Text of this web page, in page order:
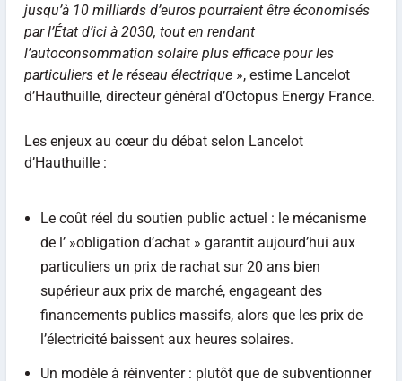
jusqu’à 10 milliards d’euros pourraient être économisés
par l’État d’ici à 2030, tout en rendant
l’autoconsommation solaire plus efficace pour les
particuliers et le réseau électrique», estime Lancelot
d’Hauthuille, directeur général d’Octopus Energy France.
Les enjeux au cœur du débat selon Lancelot
d’Hauthuille :
Le coût réel du soutien public actuel : le mécanisme
de l’ »obligation d’achat » garantit aujourd’hui aux
particuliers un prix de rachat sur 20 ans bien
supérieur aux prix de marché, engageant des
financements publics massifs, alors que les prix de
l’électricité baissent aux heures solaires.
Un modèle à réinventer : plutôt que de subventionner